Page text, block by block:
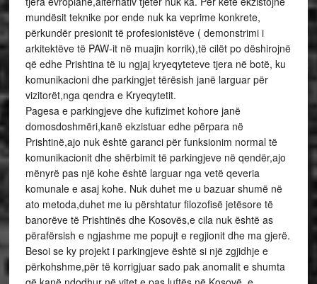
mundësit teknike por ende nuk ka veprime konkrete,
përkundër presionit të profesionistëve ( demonstrimi i
arkitektëve të PAW-it në muajin korrik),të cilët po dëshirojnë
që edhe Prishtina të iu ngjaj kryeqyteteve tjera në botë, ku
komunikacioni dhe parkingjet tërësish janë larguar për
vizitorët,nga qendra e Kryeqytetit.
Pagesa e parkingjeve dhe kufizimet kohore janë
domosdoshmëri,kanë ekzistuar edhe përpara në
Prishtinë,ajo nuk është garanci për funksionim normal të
komunikacionit dhe shërbimit të parkingjeve në qendër,ajo
mënyrë pas një kohe është larguar nga vetë qeveria
komunale e asaj kohe. Nuk duhet me u bazuar shumë në
ato metoda,duhet me iu përshtatur filozofisë jetësore të
banorëve të Prishtinës dhe Kosovës,e cila nuk është as
përafërsish e ngjashme me popujt e regjionit dhe ma gjerë.
Besoi se ky projekt i parkingjeve është si një zgjidhje e
përkohshme,për të korrigjuar sado pak anomalit e shumta